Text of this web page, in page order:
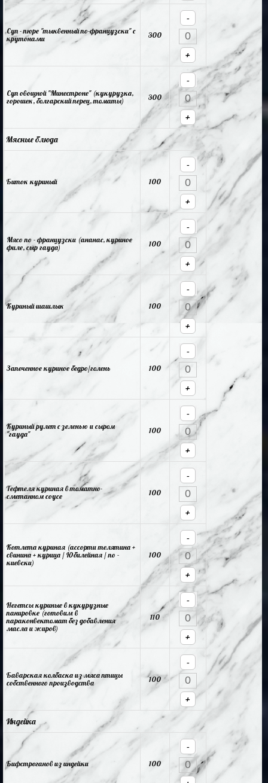
Суп - пюре "тыквенный по-французски" с
крутонами
300
-
+
Суп овощной "Минестроне" (кукурузка,
горошек, болгарский перец, томаты)
300
-
+
Мясные блюда
Биток куриный 100
-
+
Мясо по - французски (ананас, куриное
филе, сыр гауда)
100
-
+
Куриный шашлык 100
-
+
Запеченное куриное бедро/голень 100
-
+
Куриный рулет с зеленью и сыром
"гауда"
100
-
+
Тефтеля куриная в томатно-
сметанном соусе
100
-
+
Котлета куриная (ассорти телятина +
свинина + курица / Юбилейная / по -
киевски)
100
-
+
Негетсы куриные в кукурузные
панировке (готовим в
параконвектомат без добавления
масла и жиров)
110
-
+
Баварская колбаска из мяса птицы
собственного производства
100
-
+
Индейка
Бифстроганов из индейки 100
-